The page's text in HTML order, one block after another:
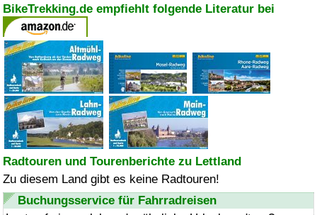
BikeTrekking.de empfiehlt folgende Literatur bei
Radtouren und Tourenberichte zu Lettland
Zu diesem Land gibt es keine Radtouren!
Buchungsservice für Fahrradreisen